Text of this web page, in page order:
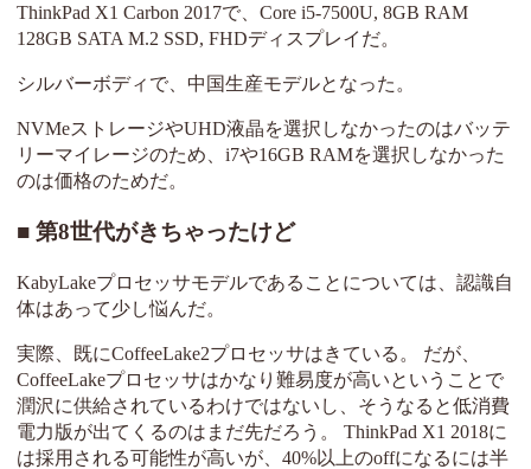
ThinkPad X1 Carbon 2017で、Core i5-7500U, 8GB RAM
128GB SATA M.2 SSD, FHDディスプレイだ。
シルバーボディで、中国生産モデルとなった。
NVMeストレージやUHD液晶を選択しなかったのはバッテ
リーマイレージのため、i7や16GB RAMを選択しなかった
のは価格のためだ。
第8世代がきちゃったけど
KabyLakeプロセッサモデルであることについては、認識自
体はあって少し悩んだ。
実際、既にCoffeeLake2プロセッサはきている。 だが、
CoffeeLakeプロセッサはかなり難易度が高いということで
潤沢に供給されているわけではないし、そうなると低消費
電力版が出てくるのはまだ先だろう。 ThinkPad X1 2018に
は採用される可能性が高いが、40%以上のoffになるには半